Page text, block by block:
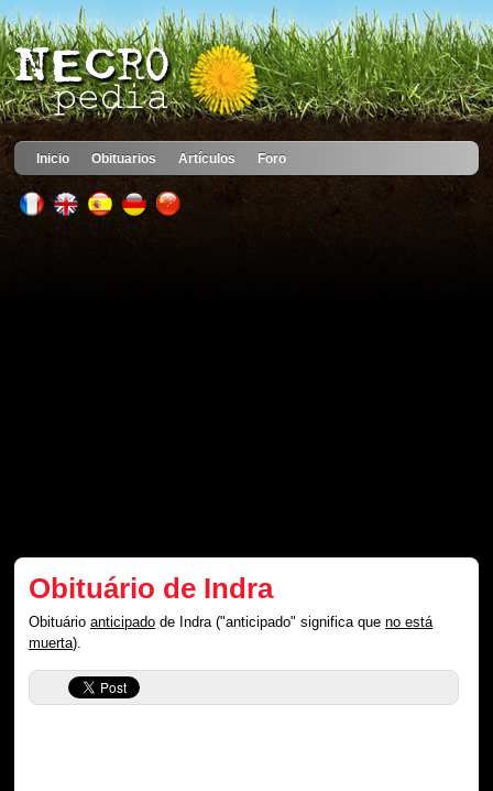
Inicio Obituarios Artículos Foro
Obituário de Indra
Obituárioanticipado de Indra ("anticipado" significa queno está
muerta).